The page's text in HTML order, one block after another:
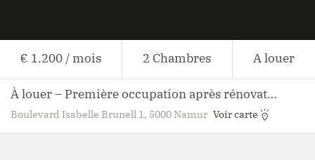
€ 1.200 /mois 2 Chambres A louer
À louer – Première occupation après rénovation complète | Appartement 2 chambres avec grand jardin privatif à Namur
Boulevard Isabelle Brunell 1, 5000 Namur Voir carte